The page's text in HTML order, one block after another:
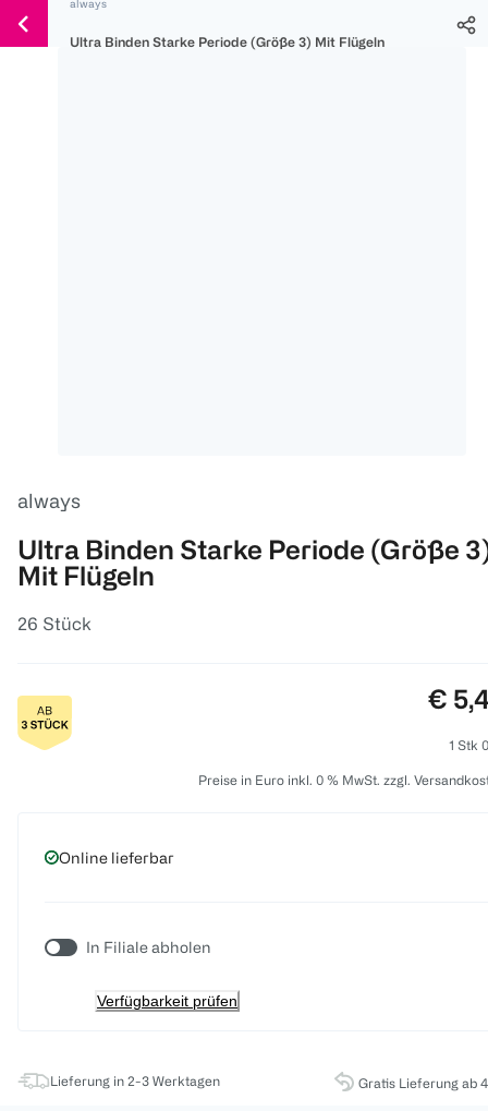
150 Ös
300 Ös
500 Ös
Weiter
zum
always
Ultra Binden Starke Periode (Größe 3) Mit Flügeln
always
Ultra Binden Starke Periode (Größe
Mit Flügeln
26 Stück
€
1 Stk
Preise in Euro inkl. 0 % MwSt. zzgl.
Online lieferbar
In Filiale abholen
Verfügbarkeit prüfen
Lieferung in 2-3 Werktagen Gratis Lieferung ab